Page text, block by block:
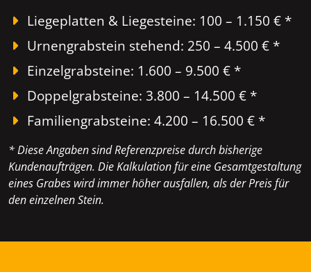
Liegeplatten & Liegesteine: 100 – 1.150 € *
Urnengrabstein stehend: 250 – 4.500 € *
Einzelgrabsteine: 1.600 – 9.500 € *
Doppelgrabsteine: 3.800 – 14.500 € *
Familiengrabsteine: 4.200 – 16.500 € *
* Diese Angaben sind Referenzpreise durch bisherige
Kundenaufträgen. Die Kalkulation für eine Gesamtgestaltung
eines Grabes wird immer höher ausfallen, als der Preis für
den einzelnen Stein.